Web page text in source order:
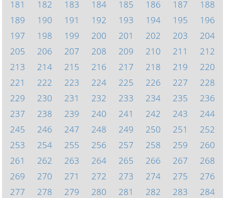
181
182 183 184 185 186 187
188
189
190 191 192 193 194 195
196
197
198 199 200 201 202 203
204
205
206 207 208 209 210 211
212
213
214 215 216 217 218 219
220
221
222 223 224 225 226 227
228
229
230 231 232 233 234 235
236
237
238 239 240 241 242 243
244
245
246 247 248 249 250 251
252
253
254 255 256 257 258 259
260
261
262 263 264 265 266 267
268
269
270 271 272 273 274 275
276
277
278 279 280 281 282 283
284